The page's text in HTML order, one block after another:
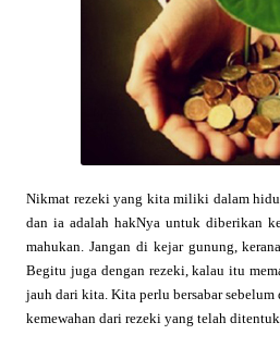
Nikmat rezeki yang kita miliki dalam
dan ia adalah hakNya untuk diberikan
mahukan. Jangan di kejar gunung,
Begitu juga dengan rezeki, kalau itu
jauh dari kita. Kita perlu bersabar
kemewahan dari rezeki yang telah